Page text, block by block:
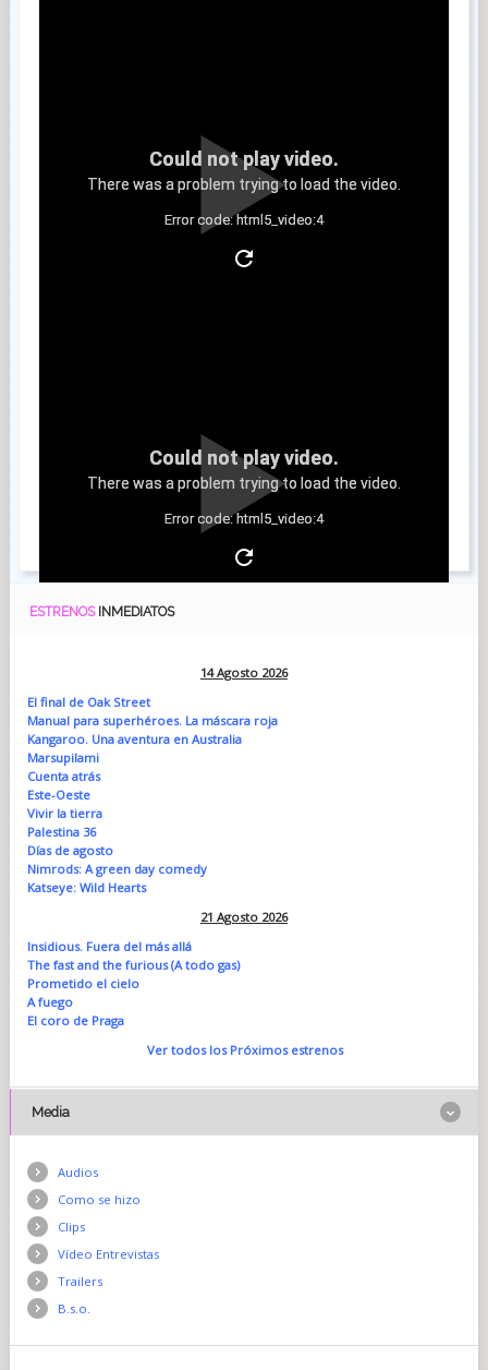
Could not play video.
There was a problem trying to load the video.
Error code: html5_video:4
Could not play video.
There was a problem trying to load the video.
Error code: html5_video:4
ESTRENOS INMEDIATOS
14 Agosto 2026
El final de Oak Street
Manual para superhéroes. La máscara roja
Kangaroo. Una aventura en Australia
Marsupilami
Cuenta atrás
Este-Oeste
Vivir la tierra
Palestina 36
Días de agosto
Nimrods: A green day comedy
Katseye: Wild Hearts
21 Agosto 2026
Insidious. Fuera del más allá
The fast and the furious (A todo gas)
Prometido el cielo
A fuego
El coro de Praga
Ver todos los Próximos estrenos
Media
Audios
Como se hizo
Clips
Vídeo Entrevistas
Trailers
B.s.o.